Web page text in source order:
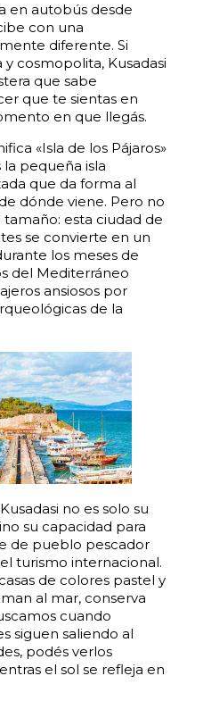
en autobús desde
con una
diferente. Si
y cosmopolita, Kusadasi
que sabe
que te sientas en
en que llegás.
«Isla de los Pájaros»
pequeña isla
que da forma al
dónde viene. Pero no
esta ciudad de
se convierte en un
los meses de
del Mediterráneo
ansiosos por
de la
no es solo su
su capacidad para
de pueblo pescador
turismo internacional.
de colores pastel y
al mar, conserva
cuando
siguen saliendo al
podés verlos
el sol se refleja en